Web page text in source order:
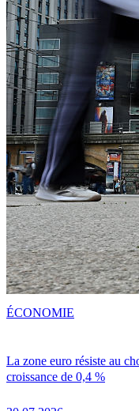
La zone euro résiste au
croissance de 0,4 %
ÉCONOMIE